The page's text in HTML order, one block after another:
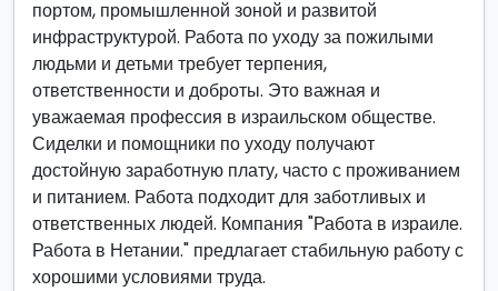
портом, промышленной зоной и развитой
инфраструктурой. Работа по уходу за пожилыми
людьми и детьми требует терпения,
ответственности и доброты. Это важная и
уважаемая профессия в израильском обществе.
Сиделки и помощники по уходу получают
достойную заработную плату, часто с проживанием
и питанием. Работа подходит для заботливых и
ответственных людей. Компания "Работа в израиле.
Работа в Нетании." предлагает стабильную работу с
хорошими условиями труда.